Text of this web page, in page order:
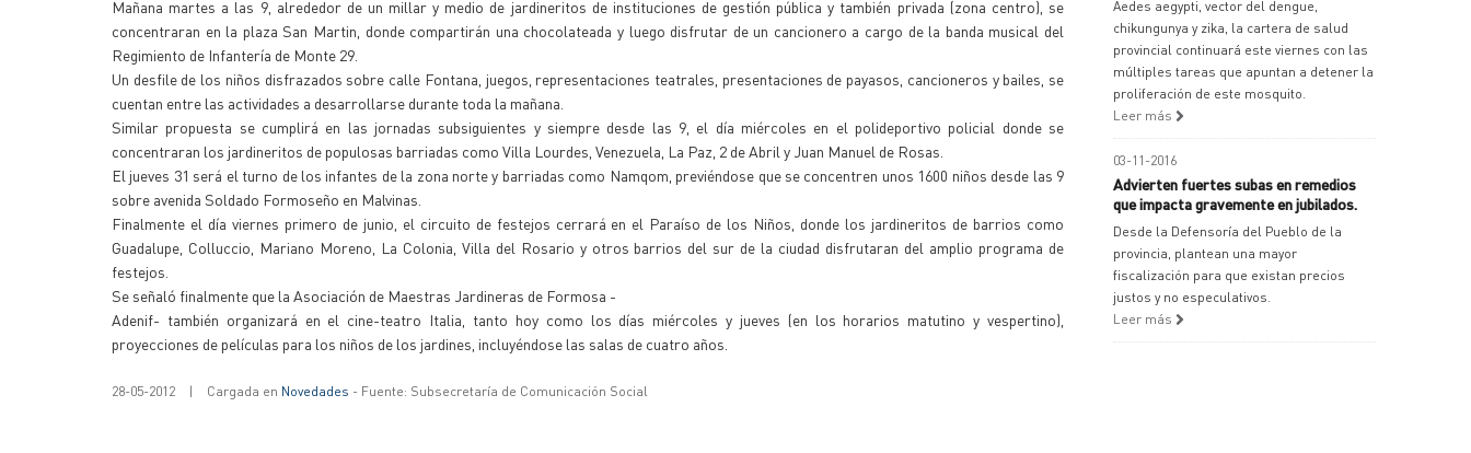
Mañana martes a las 9, alrededor de un millar y medio de jardineritos de instituciones de gestión pública y también privada (zona centro), se
concentraran en la plaza San Martin, donde compartirán una chocolateada y luego disfrutar de un cancionero a cargo de la banda musical del
Regimiento de Infantería de Monte 29.
Un desfile de los niños disfrazados sobre calle Fontana, juegos, representaciones teatrales, presentaciones de payasos, cancioneros y bailes, se
cuentan entre las actividades a desarrollarse durante toda la mañana.
Similar propuesta se cumplirá en las jornadas subsiguientes y siempre desde las 9, el día miércoles en el polideportivo policial donde se
concentraran los jardineritos de populosas barriadas como Villa Lourdes, Venezuela, La Paz, 2 de Abril y Juan Manuel de Rosas.
El jueves 31 será el turno de los infantes de la zona norte y barriadas como Namqom, previéndose que se concentren unos 1600 niños desde las 9
sobre avenida Soldado Formoseño en Malvinas.
Finalmente el día viernes primero de junio, el circuito de festejos cerrará en el Paraíso de los Niños, donde los jardineritos de barrios como
Guadalupe, Colluccio, Mariano Moreno, La Colonia, Villa del Rosario y otros barrios del sur de la ciudad disfrutaran del amplio programa de
festejos.
Se señaló finalmente que la Asociación de Maestras Jardineras de Formosa -
Adenif- también organizará en el cine-teatro Italia, tanto hoy como los días miércoles y jueves (en los horarios matutino y vespertino),
proyecciones de películas para los niños de los jardines, incluyéndose las salas de cuatro años.
28-05-2012 | Cargada en Novedades - Fuente: Subsecretaría de Comunicación Social
Aedes aegypti, vector del dengue,
chikungunya y zika, la cartera de salud
provincial continuará este viernes con las
múltiples tareas que apuntan a detener la
proliferación de este mosquito.
Leer más
03-11-2016
Advierten fuertes subas en remedios
que impacta gravemente en jubilados.
Desde la Defensoría del Pueblo de la
provincia, plantean una mayor
fiscalización para que existan precios
justos y no especulativos.
Leer más